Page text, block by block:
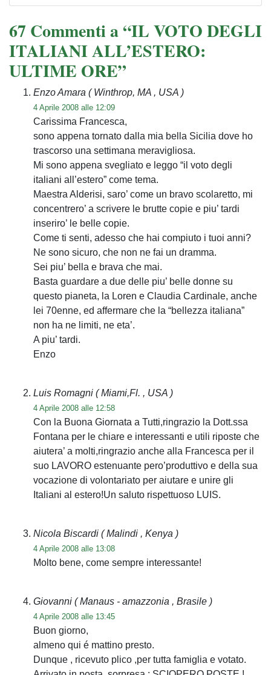
67 Commenti a “IL VOTO DEGLI
ITALIANI ALL’ESTERO:
ULTIME ORE”
Enzo Amara ( Winthrop, MA , USA )
4 Aprile 2008 alle 12:09
Carissima Francesca,
sono appena tornato dalla mia bella Sicilia dove ho
trascorso una settimana meravigliosa.
Mi sono appena svegliato e leggo “il voto degli
italiani all’estero” come tema.
Maestra Alderisi, saro’ come un bravo scolaretto, mi
concentrero’ a scrivere le brutte copie e piu’ tardi
inseriro’ le belle copie.
Come ti senti, adesso che hai compiuto i tuoi anni?
Ne sono sicuro, che non ne fai un dramma.
Sei piu’ bella e brava che mai.
Basta guardare a due delle piu’ belle donne su
questo pianeta, la Loren e Claudia Cardinale, anche
lei 70enne, ed affermare che la “bellezza italiana”
non ha ne limiti, ne eta’.
A piu’ tardi.
Enzo
Luis Romagni ( Miami,Fl. , USA )
4 Aprile 2008 alle 12:58
Con la Buona Giornata a Tutti,ringrazio la Dott.ssa
Fontana per le chiare e interessanti e utili riposte che
aiutera’ a molti,ringrazio anche alla Francesca per il
suo LAVORO estenuante pero’produttivo e della sua
vocazione di volontariato per aiutare e unire gli
Italiani al estero!Un saluto rispettuoso LUIS.
Nicola Biscardi ( Malindi , Kenya )
4 Aprile 2008 alle 13:08
Molto bene, come sempre interessante!
Giovanni ( Manaus - amazzonia , Brasile )
4 Aprile 2008 alle 13:45
Buon giorno,
almeno qui é mattino presto.
Dunque , ricevuto plico ,per tutta famiglia e votato.